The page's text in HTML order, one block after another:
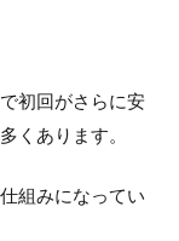
初回がさらに安
くあります。
組みになってい